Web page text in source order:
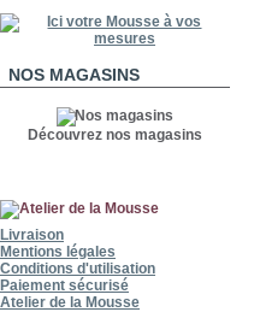
NOS MAGASINS
Découvrez nos magasins
Livraison
Mentions légales
Conditions d'utilisation
Paiement sécurisé
Atelier de la Mousse